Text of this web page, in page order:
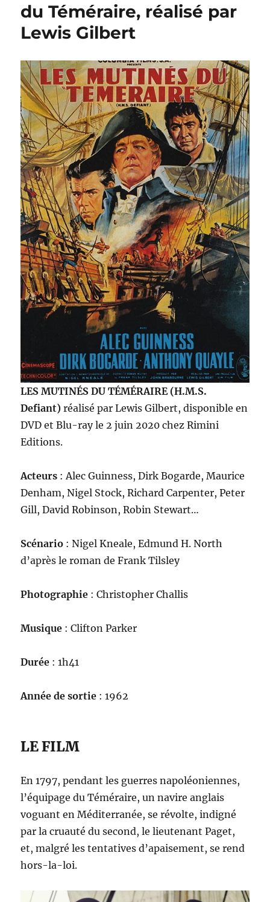
Les
Héros
par
Anthony
Mann
du Téméraire, réalisé par
Lewis Gilbert
LES MUTINÉS DU TÉMÉRAIRE (H.M.S.
Defiant) réalisé par Lewis Gilbert, disponible en
DVD et Blu-ray le 2 juin 2020 chez Rimini
Editions.
Acteurs : Alec Guinness, Dirk Bogarde, Maurice
Denham, Nigel Stock, Richard Carpenter, Peter
Gill, David Robinson, Robin Stewart…
Scénario : Nigel Kneale, Edmund H. North
d’après le roman de Frank Tilsley
Photographie : Christopher Challis
Musique : Clifton Parker
Durée : 1h41
Année de sortie : 1962
LE FILM
En 1797, pendant les guerres napoléoniennes,
l’équipage du Téméraire, un navire anglais
voguant en Méditerranée, se révolte, indigné
par la cruauté du second, le lieutenant Paget,
et, malgré les tentatives d’apaisement, se rend
hors-la-loi.